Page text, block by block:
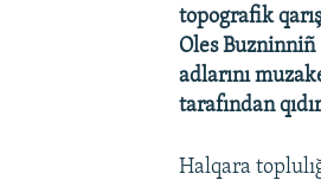
topografik
Oles Buzninniñ
adlarını
tarafından
Halqara